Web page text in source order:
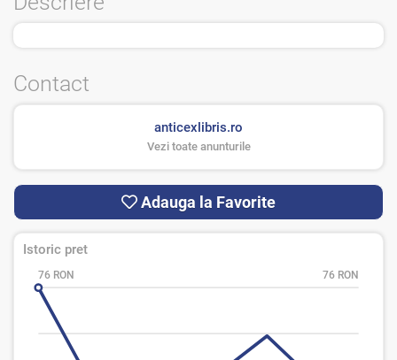
Contact
anticexlibris.ro
Vezi toate anunturile
Adauga la Favorite
Istoric pret
76 RON 76 RON